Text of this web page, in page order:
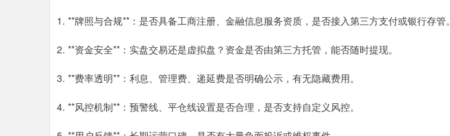
1. **牌照与合规**：是否具备工商注册、金融信息服务资质，是否接入第三方支付或银行存管。
2. **资金安全**：实盘交易还是虚拟盘？资金是否由第三方托管，能否随时提现。
3. **费率透明**：利息、管理费、递延费是否明确公示，有无隐藏费用。
4. **风控机制**：预警线、平仓线设置是否合理，是否支持自定义风控。